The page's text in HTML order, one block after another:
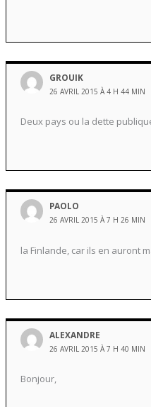
GROUIK
26 AVRIL 2015 À 4 H 44 MIN
Deux pays ou la dette
PAOLO
26 AVRIL 2015 À 7 H 26 MIN
la Finlande, car ils en auront
ALEXANDRE
26 AVRIL 2015 À 7 H 40 MIN
Bonjour,